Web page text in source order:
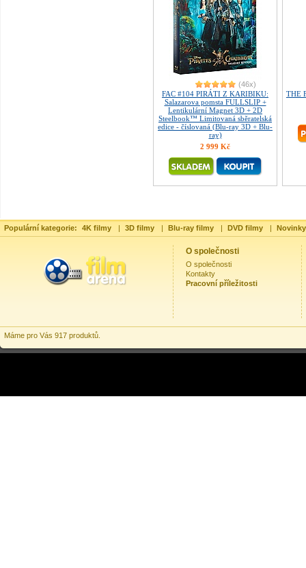
(46x)
FAC #104 PIRÁTI Z KARIBIKU:
Salazarova pomsta FULLSLIP +
Lentikulární Magnet 3D + 2D
Steelbook™ Limitovaná sběratelská
edice - číslovaná (Blu-ray 3D + Blu-
ray)
2 999 Kč
THE
Populární kategorie: 4K filmy | 3D filmy | Blu-ray filmy | DVD filmy |
O společnosti
O společnosti
Kontakty
Pracovní příležitosti
Máme pro Vás 917 produktů.